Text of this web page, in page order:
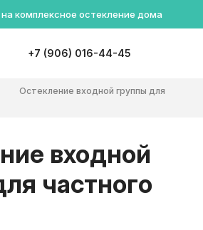
комплексное остекление дома
+7 (906) 016-44-45
Остекление входной группы для
входной
частного